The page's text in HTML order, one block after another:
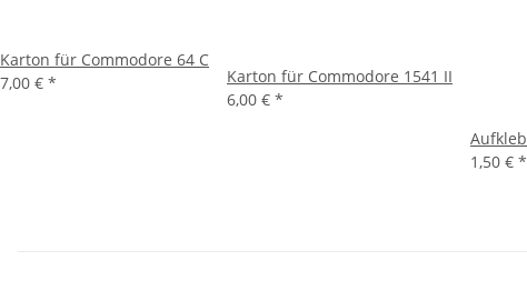
Karton für Commodore 64 C
7,00 € *
Karton für Commodore 1541 II
6,00 € *
1,50 € *